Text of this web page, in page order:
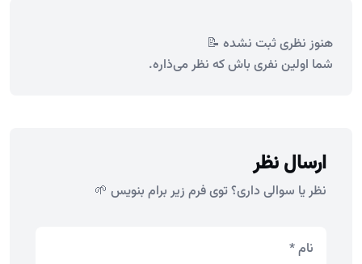
هنوز نظری ثبت نشده 📝
شما اولین نفری باش که نظر می‌ذاره.
ارسال نظر
نظر یا سوالی داری؟ توی فرم زیر برام بنویس 🌱